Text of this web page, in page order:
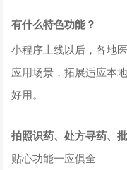
有什么特色功能？
小程序上线以后，各地
应用场景，拓展适应本
好用。
拍照识药、处方寻药、
贴心功能一应俱全